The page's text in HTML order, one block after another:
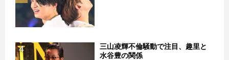
4
三山凌輝不倫騒動で注目、趣里と
水谷豊の関係